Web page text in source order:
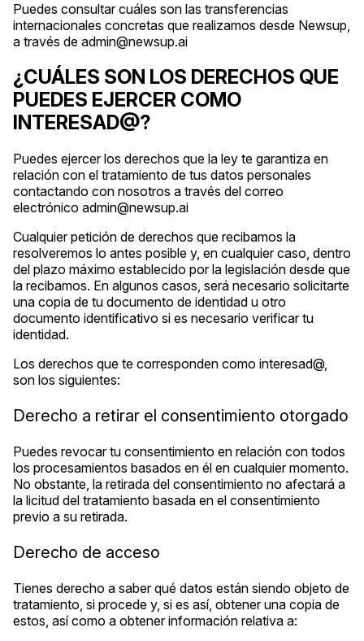
Puedes consultar cuáles son las transferencias
internacionales concretas que realizamos desde Newsup,
a través de admin@newsup.ai
¿CUÁLES SON LOS DERECHOS QUE
PUEDES EJERCER COMO
INTERESAD@?
Puedes ejercer los derechos que la ley te garantiza en
relación con el tratamiento de tus datos personales
contactando con nosotros a través del correo
electrónico admin@newsup.ai
Cualquier petición de derechos que recibamos la
resolveremos lo antes posible y, en cualquier caso, dentro
del plazo máximo establecido por la legislación desde que
la recibamos. En algunos casos, será necesario solicitarte
una copia de tu documento de identidad u otro
documento identificativo si es necesario verificar tu
identidad.
Los derechos que te corresponden como interesad@,
son los siguientes:
Derecho a retirar el consentimiento otorgado
Puedes revocar tu consentimiento en relación con todos
los procesamientos basados en él en cualquier momento.
No obstante, la retirada del consentimiento no afectará a
la licitud del tratamiento basada en el consentimiento
previo a su retirada.
Derecho de acceso
Tienes derecho a saber qué datos están siendo objeto de
tratamiento, si procede y, si es así, obtener una copia de
estos, así como a obtener información relativa a: